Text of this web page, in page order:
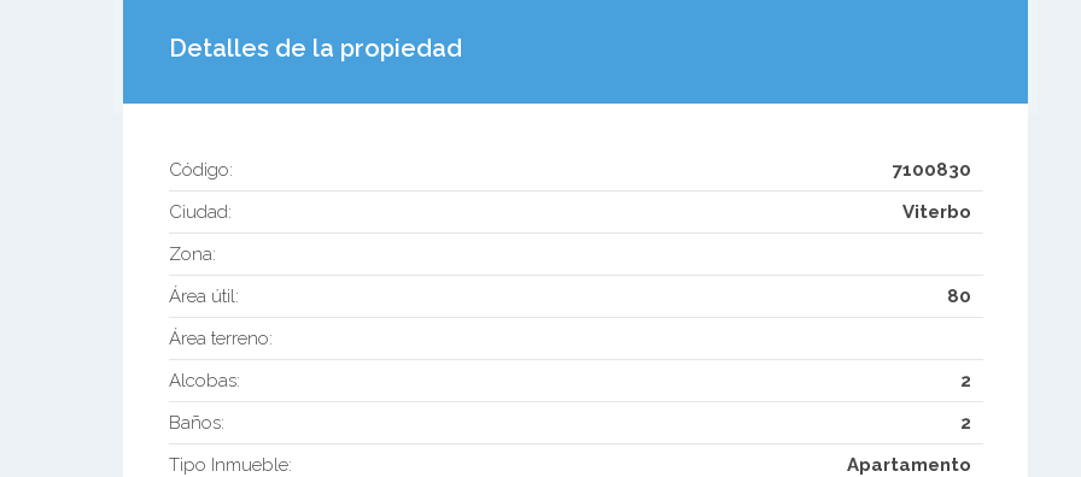
Detalles de la propiedad
Código:
7100830
Ciudad:
Viterbo
Zona:
Área útil:
80
Área terreno:
Alcobas:
2
Baños:
2
Tipo Inmueble:
Apartamento